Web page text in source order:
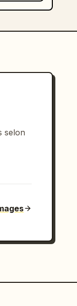
selon